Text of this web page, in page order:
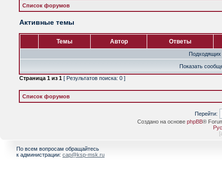
Список форумов
Активные темы
Темы Автор Ответы
Подходящих
Показать
Страница 1 из 1 [ Результатов поиска: 0 ]
Список форумов
Перейти:
Создано на основе phpBB®
[
По всем вопросам обращайтесь
к администрации: cap@ksp-msk.ru